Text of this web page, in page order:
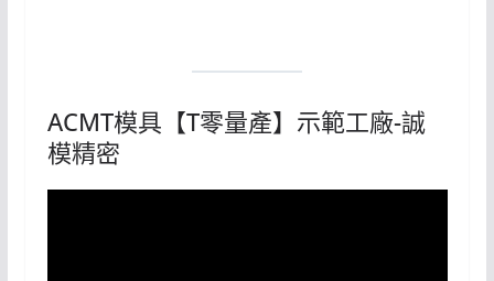
ACMT模具【T零量產】示範工廠-誠
模精密